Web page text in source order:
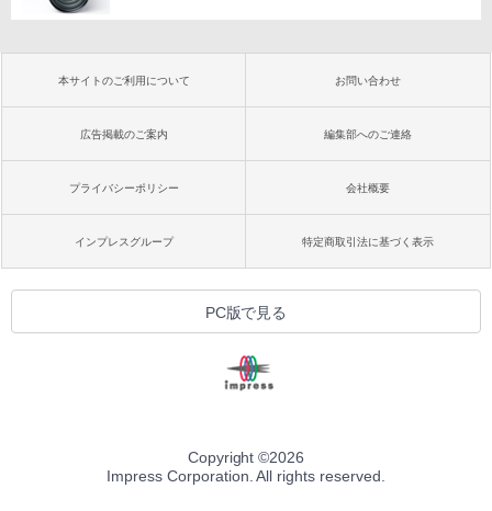
本サイトのご利用について お問い合わせ
広告掲載のご案内 編集部へのご連絡
プライバシーポリシー 会社概要
インプレスグループ 特定商取引法に基づく表示
PC版で見る
Copyright ©2026
Impress Corporation. All rights reserved.